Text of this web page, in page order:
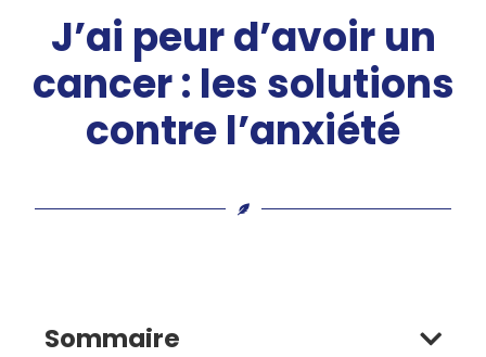
J’ai peur d’avoir un
cancer : les solutions
contre l’anxiété
Sommaire